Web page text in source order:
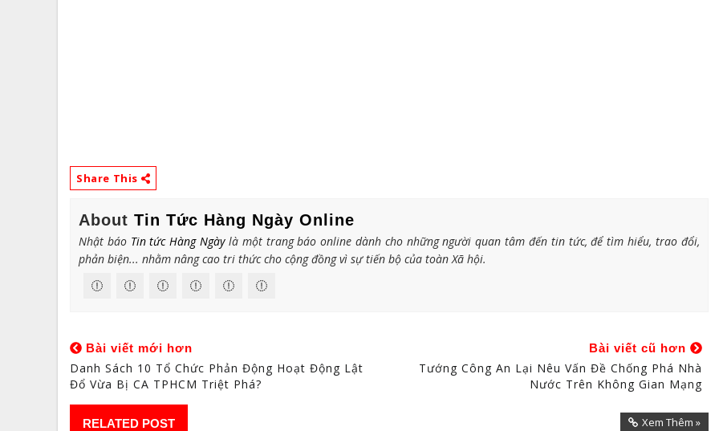
Share This
About Tin Tức Hàng Ngày Online
Nhật báo Tin tức Hàng Ngàylà một trang báo online dành cho những người quan tâm đến tin tức, để tìm hiểu, trao đổi,
phản biện... nhằm nâng cao tri thức cho cộng đồng vì sự tiến bộ của toàn Xã hội.
Bài viết mới hơn
Danh Sách 10 Tổ Chức Phản Động Hoạt Động Lật
Đổ Vừa Bị CA TPHCM Triệt Phá?
Bài viết cũ hơn
Tướng Công An Lại Nêu Vấn Đề Chống Phá Nhà
Nước Trên Không Gian Mạng
RELATED POST Xem Thêm »